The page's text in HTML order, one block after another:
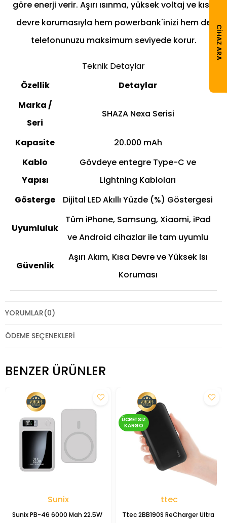
göre enerji verir. Aşırı ısınma, yüksek voltaj ve kısa
devre korumasıyla hem powerbank'inizi hem de
telefonunuzu maksimum seviyede korur.
Teknik Detaylar
Özellik
Detaylar
Marka /
Seri
SHAZA Nexa Serisi
Kapasite
20.000 mAh
Kablo
Yapısı
Gövdeye entegre Type-C ve
Lightning Kabloları
Gösterge
Dijital LED Akıllı Yüzde (%) Göstergesi
Uyumluluk
Tüm iPhone, Samsung, Xiaomi, iPad
ve Android cihazlar ile tam uyumlu
Güvenlik
Aşırı Akım, Kısa Devre ve Yüksek Isı
Koruması
YORUMLAR(0)
ÖDEME SEÇENEKLERI
BENZER ÜRÜNLER
Sunix
Sunix PB-46 6000 Mah 22.5W
ttec
Ttec 2BB190S ReCharger Ultra
ÜCRETSIZ
KARGO
CIHAZ ARA